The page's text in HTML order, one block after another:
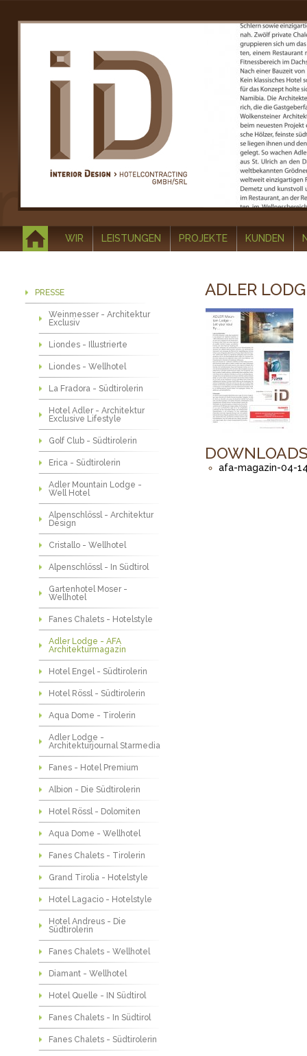
WIR LEISTUNGEN PROJEKTE KUNDEN
PRESSE
Weinmesser - Architektur
Exclusiv
Liondes - Illustrierte
Liondes - Wellhotel
La Fradora - Südtirolerin
Hotel Adler - Architektur
Exclusive Lifestyle
Golf Club - Südtirolerin
Erica - Südtirolerin
Adler Mountain Lodge -
Well Hotel
Alpenschlössl - Architektur
Design
Cristallo - Wellhotel
Alpenschlössl - In Südtirol
Gartenhotel Moser -
Wellhotel
Fanes Chalets - Hotelstyle
Adler Lodge - AFA
Architekturmagazin
Hotel Engel - Südtirolerin
Hotel Rössl - Südtirolerin
Aqua Dome - Tirolerin
Adler Lodge -
Architekturjournal Starmedia
Fanes - Hotel Premium
Albion - Die Südtirolerin
Hotel Rössl - Dolomiten
Aqua Dome - Wellhotel
Fanes Chalets - Tirolerin
Grand Tirolia - Hotelstyle
Hotel Lagacio - Hotelstyle
Hotel Andreus - Die
Südtirolerin
Fanes Chalets - Wellhotel
Diamant - Wellhotel
Hotel Quelle - IN Südtirol
Fanes Chalets - In Südtirol
Fanes Chalets - Südtirolerin
ADLER
afa-magazin-04-